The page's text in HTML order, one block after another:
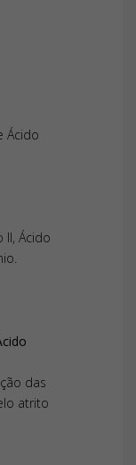
Ácido
II, Ácido
das
atrito